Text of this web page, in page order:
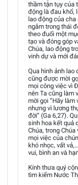
thầm tận tụy của
động là đau khổ,
lao động của
ngắm trong thái
theo đuổi một
tạo và đóng góp
Chúa, lao động
vinh dự và mới
Qua hình ảnh lao
cũng được mời
mọi công việc vì
nên Ta cũng làm
mời gọi “Hãy
nhưng vì lương
đời” (Ga 6,27).
sinh hoa kết quả
Chúa, trong
mọi việc của
khó nhọc, vất
vui, bình an và
Kính thưa quý
tìm kiếm Nước